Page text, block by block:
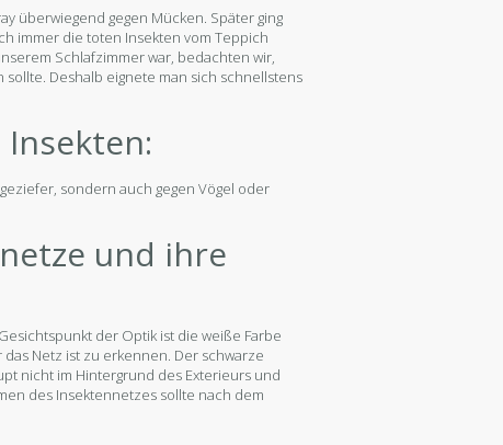
überwiegend gegen Mücken. Später ging
immer die toten Insekten vom Teppich
Schlafzimmer war, bedachten wir,
Deshalb eignete man sich schnellstens
sondern auch gegen Vögel oder
und ihre
der Optik ist die weiße Farbe
Netz ist zu erkennen. Der schwarze
nicht im Hintergrund des Exterieurs und
des Insektennetzes sollte nach dem